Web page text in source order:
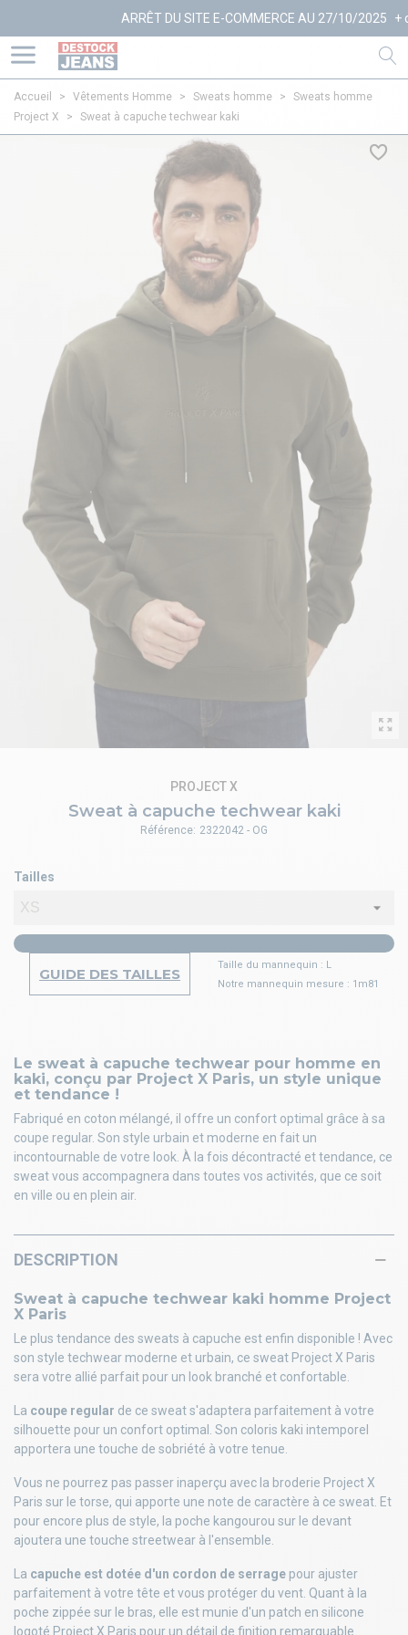
ARRÊT DU SITE E-COMMERCE AU 27/10/2025 +
Accueil > Vêtements Homme > Sweats homme >
Sweats homme
Project X
> Sweat à capuche techwear kaki
Sweat à capuche techwear kaki
PROJECT X
Le sweat à capuche techwear pour homme en
kaki, conçu par Project X Paris, un style unique
et tendance !
Fabriqué en coton mélangé, il offre un confort optimal grâce à sa
coupe regular. Son style urbain et moderne en fait un
incontournable de votre look. À la fois décontracté et tendance, ce
sweat vous accompagnera dans toutes vos activités, que ce soit
en ville ou en plein air.
Tailles
GUIDE DES TAILLES
Taille du mannequin : L
Notre mannequin mesure : 1m81
Référence: 2322042 - OG
DESCRIPTION
Sweat à capuche techwear kaki homme Project
X Paris
Le plus tendance des sweats à capuche est enfin disponible ! Avec
son style techwear moderne et urbain, ce sweat Project X Paris
sera votre allié parfait pour un look branché et confortable.
La coupe regular de ce sweat s'adaptera parfaitement à votre
silhouette pour un confort optimal. Son coloris kaki intemporel
apportera une touche de sobriété à votre tenue.
Vous ne pourrez pas passer inaperçu avec la broderie Project X
Paris sur le torse, qui apporte une note de caractère à ce sweat. Et
pour encore plus de style, la poche kangourou sur le devant
ajoutera une touche streetwear à l'ensemble.
La capuche est dotée d'un cordon de serrage pour ajuster
parfaitement à votre tête et vous protéger du vent. Quant à la
poche zippée sur le bras, elle est munie d'un patch en silicone
logoté Project X Paris pour un détail de finition remarquable.